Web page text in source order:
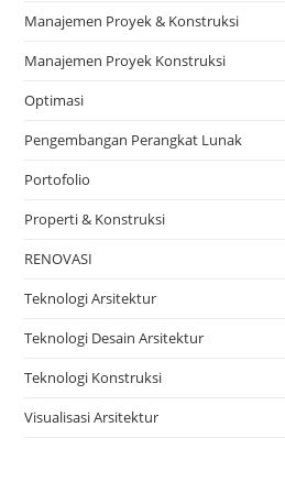
Manajemen Proyek & Konstruksi
Manajemen Proyek Konstruksi
Optimasi
Pengembangan Perangkat Lunak
Portofolio
Properti & Konstruksi
RENOVASI
Teknologi Arsitektur
Teknologi Desain Arsitektur
Teknologi Konstruksi
Visualisasi Arsitektur